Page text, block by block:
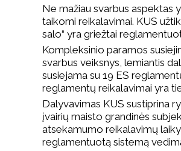
Ne mažiau svarbus
taikomi reikalavimai. KUS
salo“ yra griežtai
Kompleksinio paramos
svarbus veiksnys, lemiantis
susiejama su 19 ES
reglamentų reikalavimai yra
Dalyvavimas KUS sustiprina
įvairių maisto grandinės
atsekamumo reikalavimų
reglamentuotą sistemą